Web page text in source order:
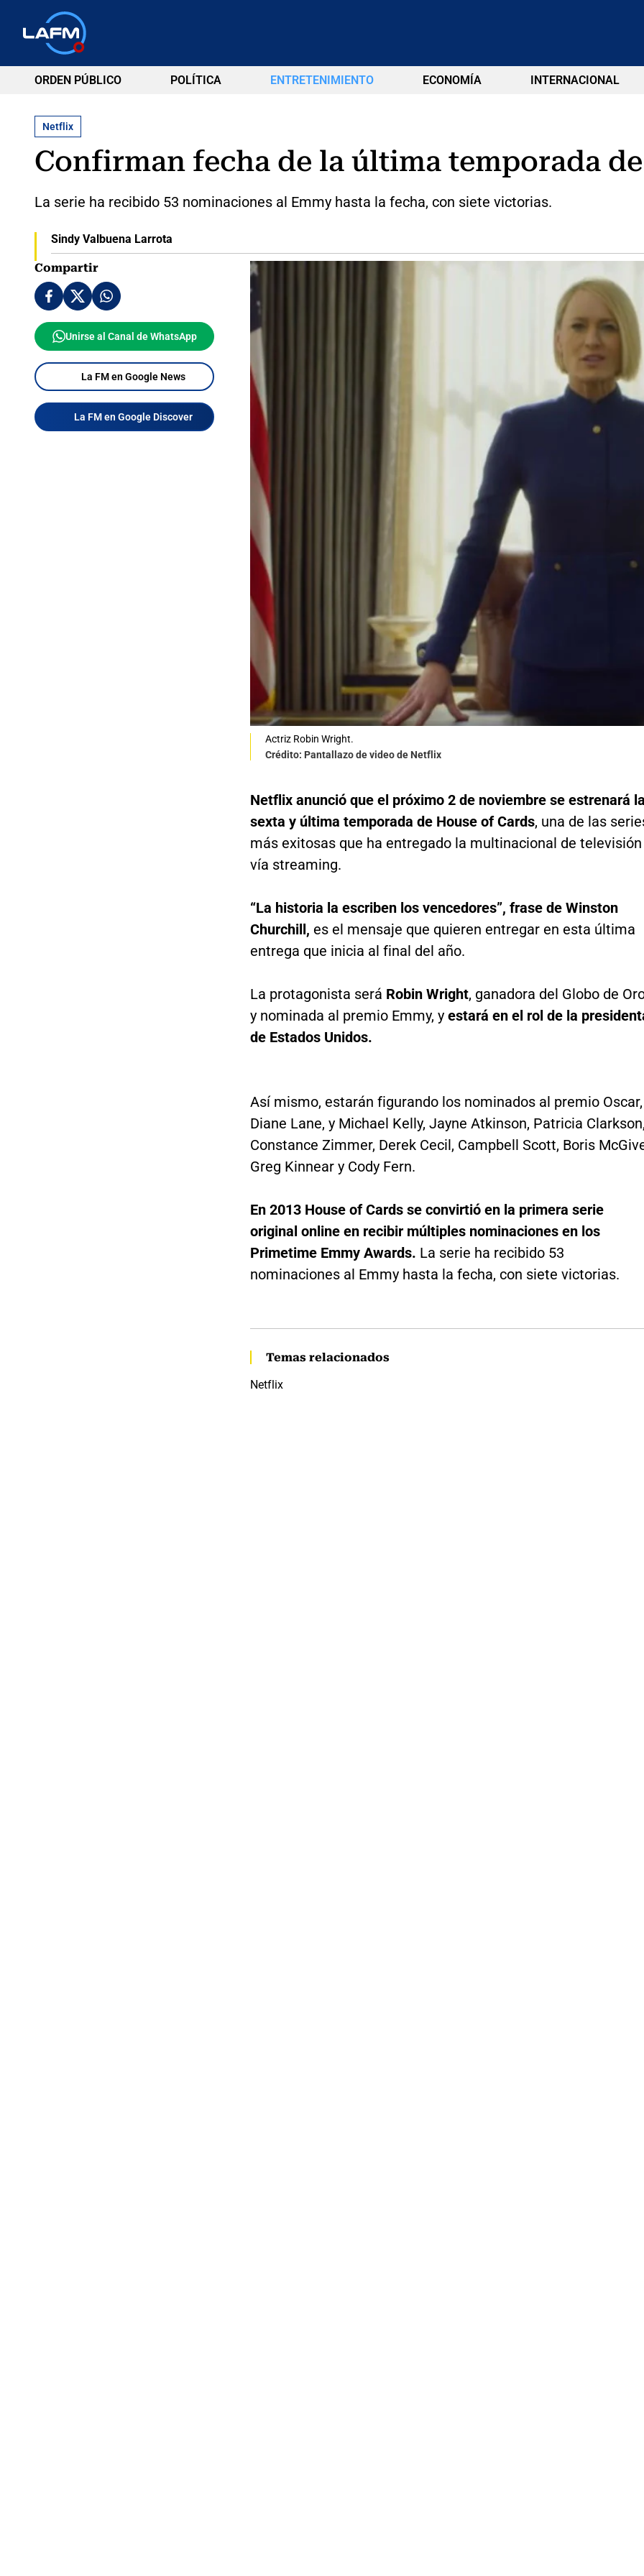
ORDEN PÚBLICO POLÍTICA ENTRETENIMIENTO ECONOMÍA INTERNACIONAL
Netflix
Confirman fecha de la última temporada
La serie ha recibido 53 nominaciones al Emmy hasta la fecha, con siete victorias.
Sindy Valbuena Larrota
Compartir
Unirse al Canal de WhatsApp
La FM en Google News
La FM en Google Discover
Actriz Robin Wright.
Crédito: Pantallazo de video de Netflix
Netflix anunció que el próximo 2 de noviembre se estrenará
sexta y última temporada de House of Cards, una de las
más exitosas que ha entregado la multinacional de televisión
vía streaming.
“La historia la escriben los vencedores”, frase de Winston
Churchill, es el mensaje que quieren entregar en esta última
entrega que inicia al final del año.
La protagonista será Robin Wright, ganadora del Globo de
y nominada al premio Emmy, y estará en el rol de la
de Estados Unidos.
Así mismo, estarán figurando los nominados al premio Oscar,
Diane Lane, y Michael Kelly, Jayne Atkinson, Patricia
Constance Zimmer, Derek Cecil, Campbell Scott, Boris
Greg Kinnear y Cody Fern.
En 2013 House of Cards se convirtió en la primera serie
original online en recibir múltiples nominaciones en los
Primetime Emmy Awards. La serie ha recibido 53
nominaciones al Emmy hasta la fecha, con siete victorias.
Temas relacionados
Netflix